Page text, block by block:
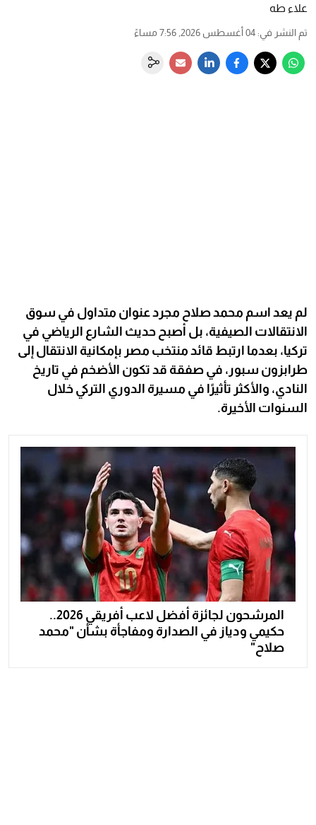
علاء طه
تم النشر في: 04 أغسطس 2026, 7:56 مساءً
لم يعد اسم محمد صلاح مجرد عنوان متداول في سوق
الانتقالات الصيفية، بل أصبح حديث الشارع الرياضي في
تركيا، بعدما ارتبط قائد منتخب مصر بإمكانية الانتقال إلى
طرابزون سبور، في صفقة قد تكون الأضخم في تاريخ
النادي، والأكثر تأثيرًا في مسيرة الدوري التركي خلال
السنوات الأخيرة.
المرشحون لجائزة أفضل لاعب أفريقي 2026..
حكيمي ودياز في الصدارة ومفاجأة بشأن "محمد
صلاح"